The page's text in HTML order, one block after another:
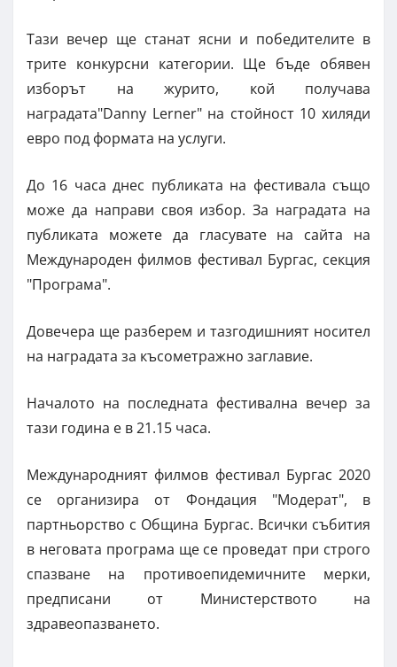
Тази вечер ще станат ясни и победителите в
трите конкурсни категории. Ще бъде обявен
изборът на журито, кой получава
наградата"Danny Lerner" на стойност 10 хиляди
евро под формата на услуги.
До 16 часа днес публиката на фестивала също
може да направи своя избор. За наградата на
публиката можете да гласувате на сайта на
Международен филмов фестивал Бургас, секция
"Програма".
Довечера ще разберем и тазгодишният носител
на наградата за късометражно заглавие.
Началото на последната фестивална вечер за
тази година е в 21.15 часа.
Международният филмов фестивал Бургас 2020
се организира от Фондация "Модерат", в
партньорство с Община Бургас. Всички събития
в неговата програма ще се проведат при строго
спазване на противоепидемичните мерки,
предписани от Министерството на
здравеопазването.